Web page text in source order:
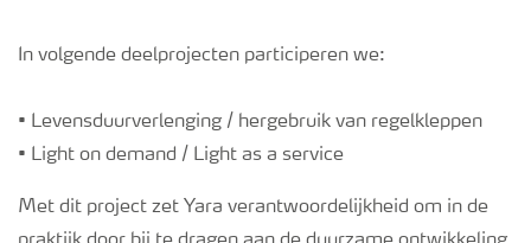
In volgende deelprojecten participeren we:
• Levensduurverlenging / hergebruik van regelkleppen
• Light on demand / Light as a service
Met dit project zet Yara verantwoordelijkheid om in de